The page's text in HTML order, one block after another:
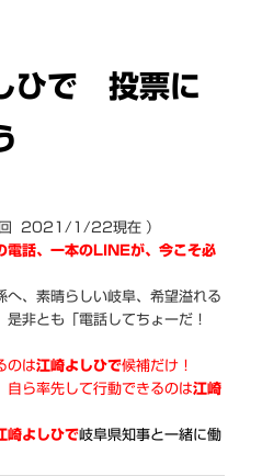
ひで 投票に
回 2021/1/22現在 ）
電話、一本のLINEが、今こそ必
へ、素晴らしい岐阜、希望溢れる
非とも「電話してちょーだ！
のは江崎よしひで候補だけ！
自ら率先して行動できるのは江崎
崎よしひで岐阜県知事と一緒に働